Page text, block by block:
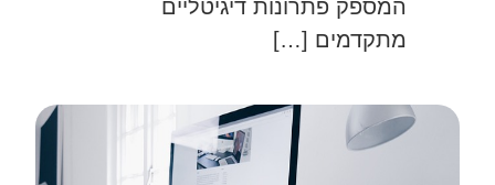
המספק פתרונות דיגיטליים
מתקדמים […]